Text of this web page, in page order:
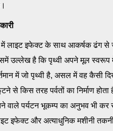
में लाइट इफेक्ट के साथ आकर्षक ढंग से
उल्लेख है कि पृथ्वी अपने मूल
में जो पृथ्वी है, असल में वह कैसी
से किस तरह पर्वतों का निर्माण
वाले पर्यटन भूकम्प का अनुभव भी
इफेक्ट और अत्याधुनिक मशीनी